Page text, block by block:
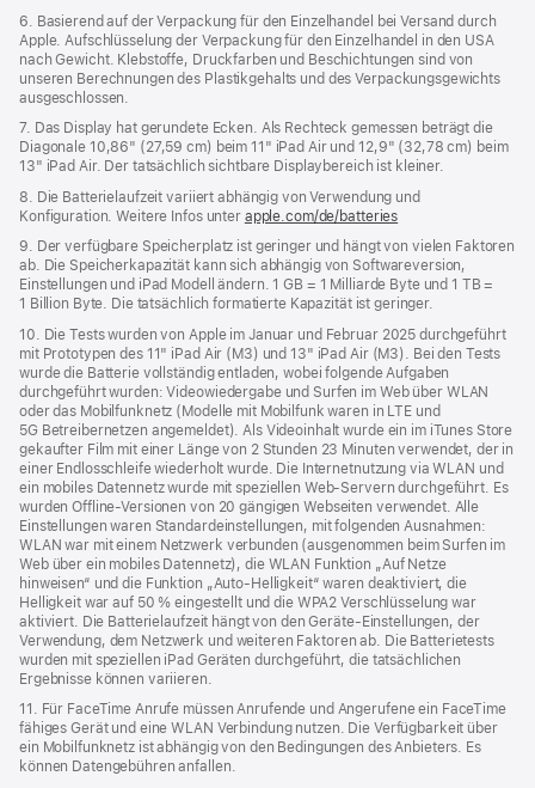
6. Basierend auf der Verpackung für den Einzelhandel bei Versand durch
Apple. Aufschlüsselung der Verpackung für den Einzelhandel in den USA
nach Gewicht. Klebstoffe, Druckfarben und Beschichtungen sind von
unseren Berechnungen des Plastikgehalts und des Verpackungs­gewichts
ausgeschlossen.
7. Das Display hat gerundete Ecken. Als Rechteck gemessen beträgt die
Diagonale 10,86" (27,59 cm) beim 11" iPad Air und 12,9" (32,78 cm) beim
13" iPad Air. Der tatsächlich sichtbare Displaybereich ist kleiner.
8. Die Batterielaufzeit variiert abhängig von Verwendung und
Konfiguration. Weitere Infos unter apple.com/de/batteries
9. Der verfügbare Speicherplatz ist geringer und hängt von vielen Faktoren
ab. Die Speicherkapazität kann sich abhängig von Softwareversion,
Einstellungen und iPad Modell ändern. 1 GB = 1 Milliarde Byte und 1 TB =
1 Billion Byte. Die tatsächlich formatierte Kapazität ist geringer.
10. Die Tests wurden von Apple im Januar und Februar 2025 durchgeführt
mit Prototypen des 11" iPad Air (M3) und 13" iPad Air (M3). Bei den Tests
wurde die Batterie vollständig entladen, wobei folgende Aufgaben
durchgeführt wurden: Videowiedergabe und Surfen im Web über WLAN
oder das Mobilfunknetz (Modelle mit Mobilfunk waren in LTE und
5G Betreibernetzen angemeldet). Als Videoinhalt wurde ein im iTunes Store
gekaufter Film mit einer Länge von 2 Stunden 23 Minuten verwendet, der in
einer Endlosschleife wiederholt wurde. Die Internetnutzung via WLAN und
ein mobiles Datennetz wurde mit speziellen Web-Servern durchgeführt. Es
wurden Offline-Versionen von 20 gängigen Webseiten verwendet. Alle
Einstellungen waren Standard­einstellungen, mit folgenden Ausnahmen:
WLAN war mit einem Netzwerk verbunden (ausgenommen beim Surfen im
Web über ein mobiles Datennetz), die WLAN Funktion „Auf Netze
hinweisen“ und die Funktion „Auto-Helligkeit“ waren deaktiviert, die
Helligkeit war auf 50 % eingestellt und die WPA2 Verschlüsselung war
aktiviert. Die Batterielaufzeit hängt von den Geräte-Einstellungen, der
Verwendung, dem Netzwerk und weiteren Faktoren ab. Die Batterietests
wurden mit speziellen iPad Geräten durchgeführt, die tatsächlichen
Ergebnisse können variieren.
11. Für FaceTime Anrufe müssen Anrufende und Angerufene ein FaceTime
fähiges Gerät und eine WLAN Verbindung nutzen. Die Verfügbarkeit über
ein Mobilfunknetz ist abhängig von den Bedingungen des Anbieters. Es
können Datengebühren anfallen.